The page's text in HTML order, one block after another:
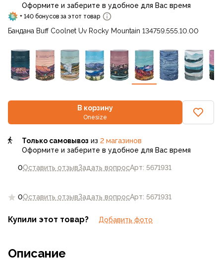
0Оставить отзывЗадать вопросАрт: 5671931
Оформите и заберите в удобное для Вас время
+ 140 бонусов за этот товар
Бандана Buff Coolnet Uv Rocky Mountain 134759.555.10.00
В корзину
Onesize
0Оставить отзывЗадать вопросАрт: 5671931
Только самовывоз из 2 магазинов
Оформите и заберите в удобное для Вас время
Купили этот товар? Добавить фото
Описание